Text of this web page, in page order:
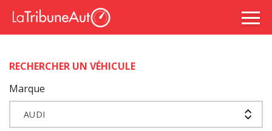
RECHERCHER UN VÉHICULE
Marque
AUDI